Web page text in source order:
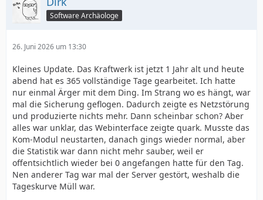
Software Archäologe
26. Juni 2026 um 13:30
Kleines Update. Das Kraftwerk ist jetzt 1 Jahr alt und heute
abend hat es 365 vollständige Tage gearbeitet. Ich hatte
nur einmal Ärger mit dem Ding. Im Strang wo es hängt, war
mal die Sicherung geflogen. Dadurch zeigte es Netzstörung
und produzierte nichts mehr. Dann scheinbar schon? Aber
alles war unklar, das Webinterface zeigte quark. Musste das
Kom-Modul neustarten, danach gings wieder normal, aber
die Statistik war dann nicht mehr sauber, weil er
offentsichtlich wieder bei 0 angefangen hatte für den Tag.
Nen anderer Tag war mal der Server gestört, weshalb die
Tageskurve Müll war.